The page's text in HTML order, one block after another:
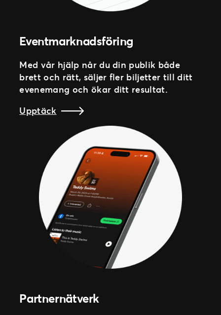
Eventmarknadsföring
Med vår hjälp når du din publik både
brett och rätt, säljer fler biljetter till ditt
evenemang och ökar ditt resultat.
Upptäck
Partnernätverk